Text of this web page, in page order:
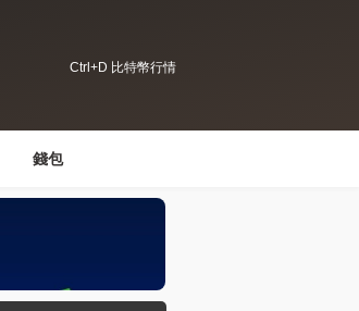
Ctrl+D 比特幣行情
錢包